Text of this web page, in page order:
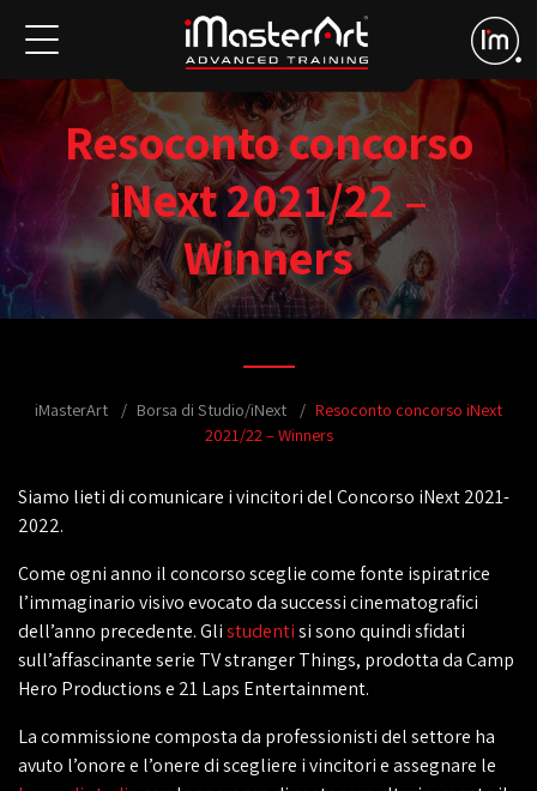
Resoconto concorso
iNext 2021/22 –
Winners
iMasterArt Borsa di Studio/iNext
Resoconto concorso iNext
2021/22 – Winners
Siamo lieti di comunicare i vincitori del Concorso iNext 2021-
2022.
Come ogni anno il concorso sceglie come fonte ispiratrice
l’immaginario visivo evocato da successi cinematografici
dell’anno precedente. Glistudentisi sono quindi sfidati
sull’affascinante serie TV stranger Things, prodotta da Camp
Hero Productions e 21 Laps Entertainment.
La commissione composta da professionisti del settore ha
avuto l’onore e l’onere di scegliere i vincitori e assegnare le